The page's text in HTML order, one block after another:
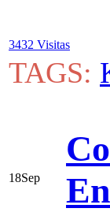
3432 Visitas
TAGS:
18Sep